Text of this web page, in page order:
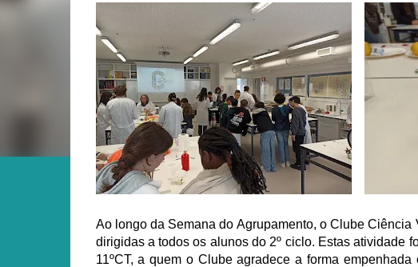
Ao longo da Semana do Agrupamento, o Clube
dirigidas a todos os alunos do 2º ciclo. Estas atividade
11ºCT,a quem o Clube agradece a forma